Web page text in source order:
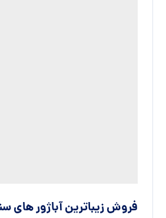
فروش زیباترین آباژور های